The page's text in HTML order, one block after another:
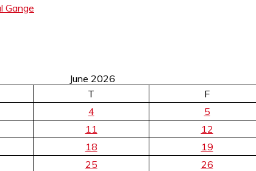
Gange
June 2026
T F
4 5
11 12
18 19
25 26